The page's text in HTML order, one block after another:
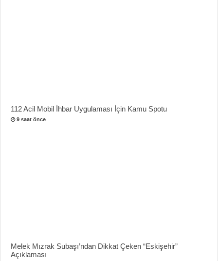
112 Acil Mobil İhbar Uygulaması İçin Kamu Spotu
9 saat önce
Melek Mızrak Subaşı’ndan Dikkat Çeken “Eskişehir”
Açıklaması